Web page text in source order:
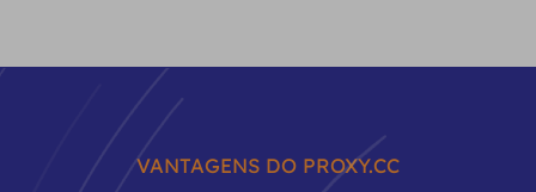
VANTAGENS DO PROXY.CC